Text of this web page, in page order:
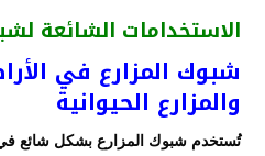
الاستخدامات الشائعة
شبوك المزارع في
والمزارع الحيوانية
تُستخدم شبوك المزارع بشكل شائع في